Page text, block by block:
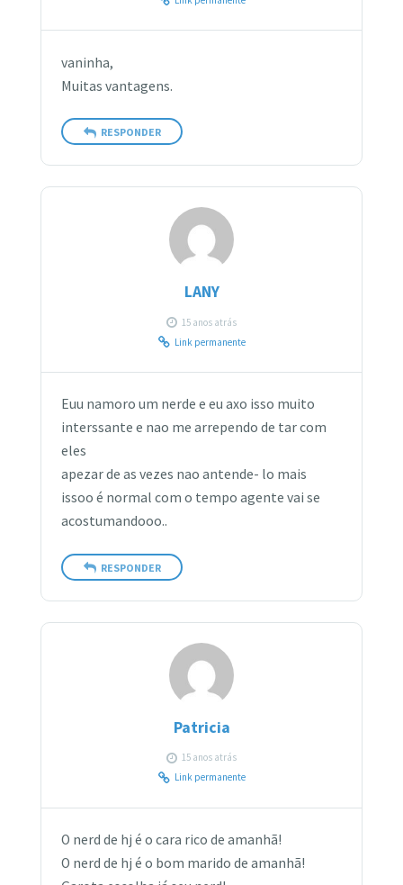
vaninha,
Muitas vantagens.
RESPONDER
LANY
15 anos atrás
Link permanente
Euu namoro um nerde e eu axo isso muito
interssante e nao me arrependo de tar com
eles
apezar de as vezes nao antende- lo mais
issoo é normal com o tempo agente vai se
acostumandooo..
RESPONDER
Patricia
15 anos atrás
Link permanente
O nerd de hj é o cara rico de amanhã!
O nerd de hj é o bom marido de amanhã!